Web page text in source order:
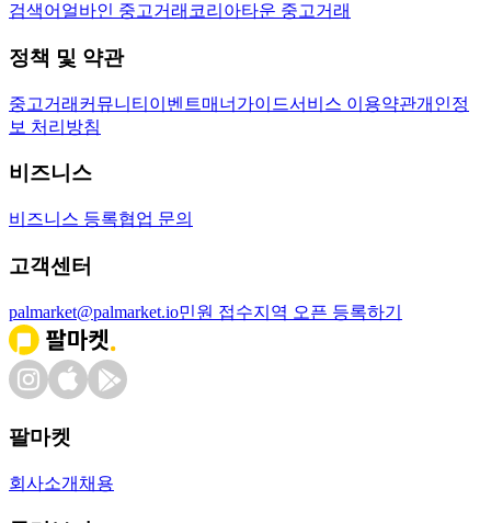
검색어 얼바인 중고거래 코리아타운 중고거래
정책 및 약관
중고거래 커뮤니티 이벤트매너가이드서비스 이용약관개인정
보 처리방침
비즈니스
비즈니스 등록협업 문의
고객센터
palmarket@palmarket.io민원 접수지역 오픈 등록하기
팔마켓
회사소개 채용